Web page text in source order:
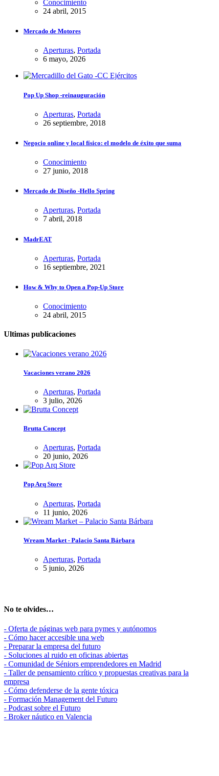
Conocimiento
24 abril, 2015
Mercado de Motores
Aperturas, Portada
6 mayo, 2026
Pop Up Shop -reinauguración
Aperturas, Portada
26 septiembre, 2018
Negocio online y local físico: el modelo de éxito que suma
Conocimiento
27 junio, 2018
Mercado de Diseño -Hello Spring
Aperturas, Portada
7 abril, 2018
MadrEAT
Aperturas, Portada
16 septiembre, 2021
How & Why to Open a Pop-Up Store
Conocimiento
24 abril, 2015
Ultimas publicaciones
Vacaciones verano 2026
Aperturas, Portada
3 julio, 2026
Brutta Concept
Aperturas, Portada
20 junio, 2026
Pop Arq Store
Aperturas, Portada
11 junio, 2026
Wream Market - Palacio Santa Bárbara
Aperturas, Portada
5 junio, 2026
No te olvides…
- Oferta de páginas web para pymes y autónomos
- Cómo hacer accesible una web
- Preparar la empresa del futuro
- Soluciones al ruido en oficinas abiertas
- Comunidad de Séniors emprendedores en Madrid
- Taller de pensamiento crítico y propuestas creativas para la
empresa
- Cómo defenderse de la gente tóxica
- Formación Management del Futuro
- Podcast sobre el Futuro
- Broker náutico en Valencia